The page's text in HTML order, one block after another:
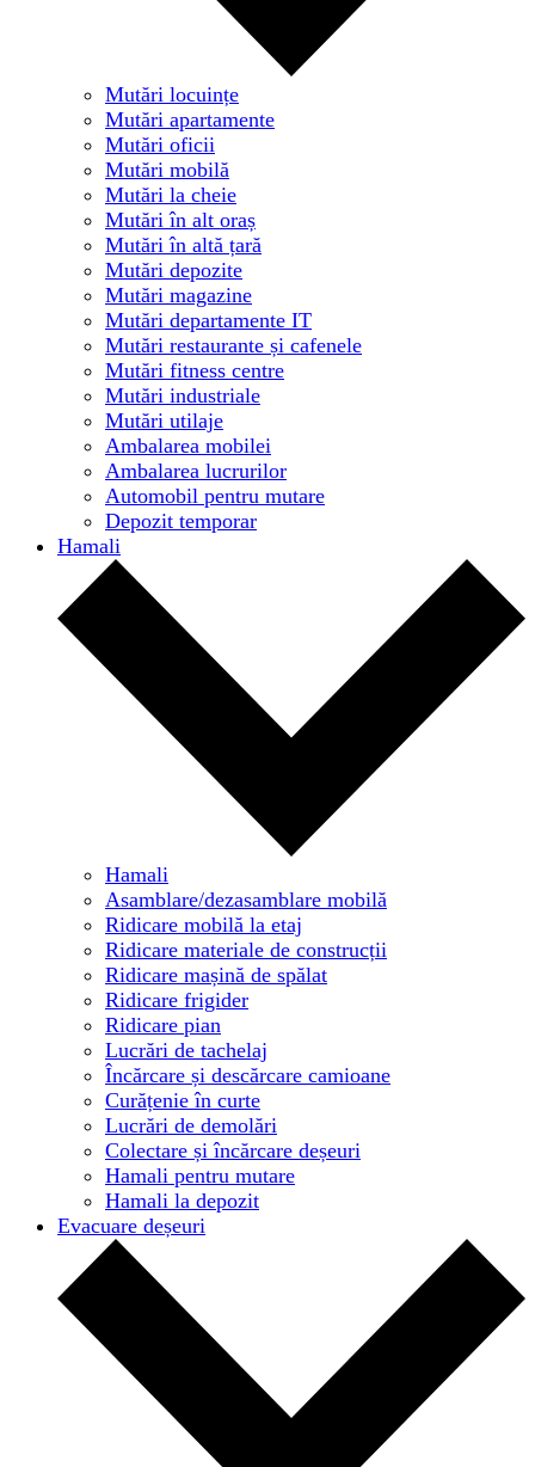
Mutări locuințe
Mutări apartamente
Mutări oficii
Mutări mobilă
Mutări la cheie
Mutări în alt oraș
Mutări în altă țară
Mutări depozite
Mutări magazine
Mutări departamente IT
Mutări restaurante și cafenele
Mutări fitness centre
Mutări industriale
Mutări utilaje
Ambalarea mobilei
Ambalarea lucrurilor
Automobil pentru mutare
Depozit temporar
Hamali
Hamali
Asamblare/dezasamblare mobilă
Ridicare mobilă la etaj
Ridicare materiale de construcții
Ridicare mașină de spălat
Ridicare frigider
Ridicare pian
Lucrări de tachelaj
Încărcare și descărcare camioane
Curățenie în curte
Lucrări de demolări
Colectare și încărcare deșeuri
Hamali pentru mutare
Hamali la depozit
Evacuare deșeuri